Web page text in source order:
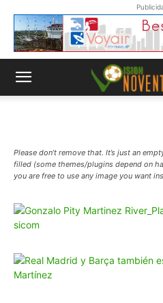
Please don’t remove that. It’s just an
filled (some themes/plugins depend on
you are free to use any image you want
Whatsapp
“Suscripción”